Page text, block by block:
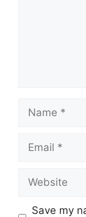
Save my